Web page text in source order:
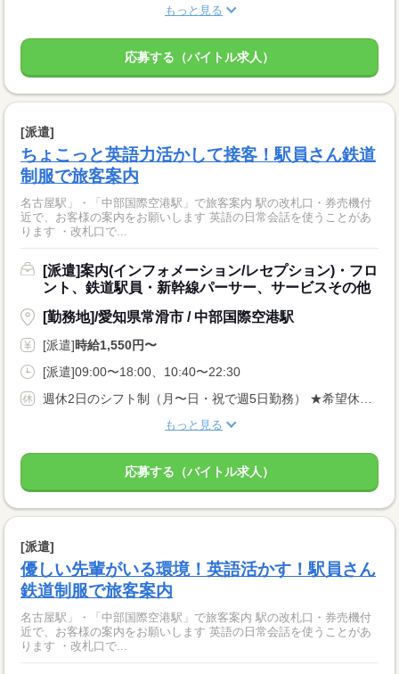
もっと見る
応募する（バイトル求人）
[派遣]
ちょこっと英語力活かして接客！駅員さん鉄道
制服で旅客案内
名古屋駅」・「中部国際空港駅」で旅客案内 駅の改札口・券売機付
近で、お客様の案内をお願いします 英語の日常会話を使うことがあ
ります ・改札口で...
[派遣]案内(インフォメーション/レセプション)・フロ
ント、鉄道駅員・新幹線パーサー、サービスその他
[勤務地]/愛知県常滑市 / 中部国際空港駅
[派遣]時給1,550円〜
[派遣]09:00〜18:00、10:40〜22:30
週休2日のシフト制（月〜日・祝で週5日勤務） ★希望休：月2〜3日申請OK！
もっと見る
応募する（バイトル求人）
[派遣]
優しい先輩がいる環境！英語活かす！駅員さん
鉄道制服で旅客案内
名古屋駅」・「中部国際空港駅」で旅客案内 駅の改札口・券売機付
近で、お客様の案内をお願いします 英語の日常会話を使うことがあ
ります ・改札口で...